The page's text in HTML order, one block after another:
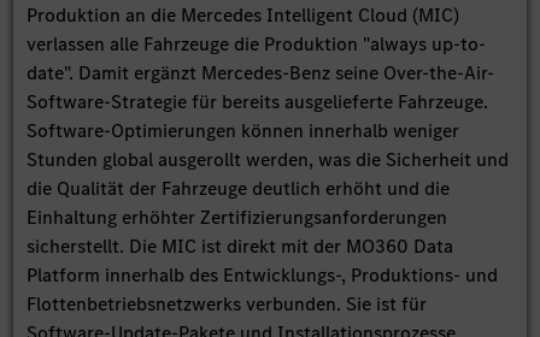
Produktion an die Mercedes Intelligent Cloud (MIC)
verlassen alle Fahrzeuge die Produktion "always up-to-
date". Damit ergänzt Mercedes-Benz seine Over-the-Air-
Software-Strategie für bereits ausgelieferte Fahrzeuge.
Software-Optimierungen können innerhalb weniger
Stunden global ausgerollt werden, was die Sicherheit und
die Qualität der Fahrzeuge deutlich erhöht und die
Einhaltung erhöhter Zertifizierungsanforderungen
sicherstellt. Die MIC ist direkt mit der MO360 Data
Platform innerhalb des Entwicklungs-, Produktions- und
Flottenbetriebsnetzwerks verbunden. Sie ist für